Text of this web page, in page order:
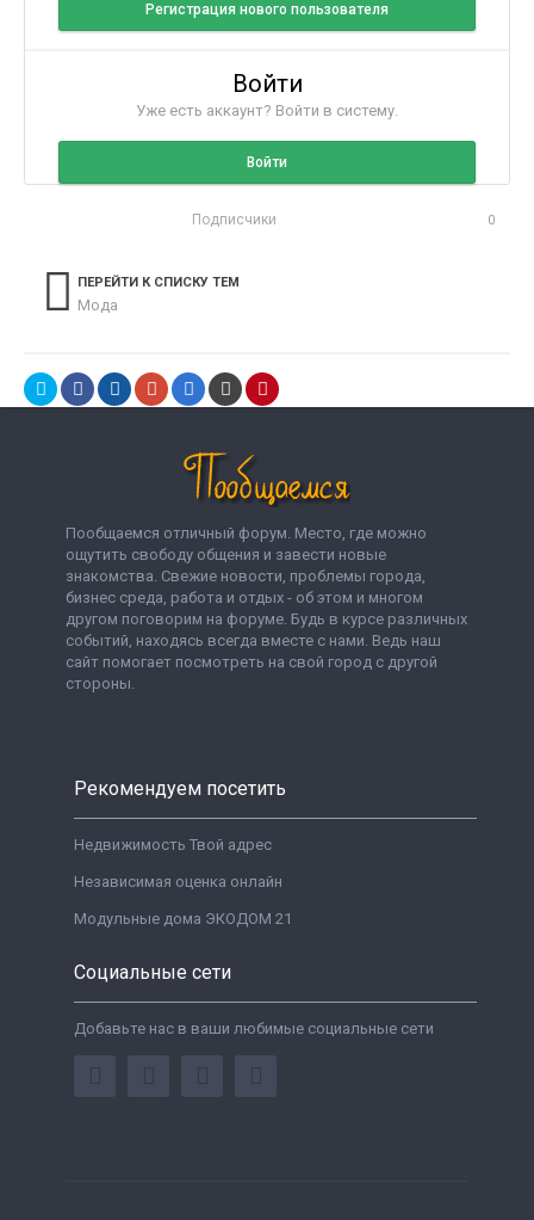
Регистрация нового пользователя
Войти
Уже есть аккаунт? Войти в систему.
Войти
Подписчики 0
ПЕРЕЙТИ К СПИСКУ ТЕМ
Мода
Пообщаемся отличный форум. Место, где можно
ощутить свободу общения и завести новые
знакомства. Свежие новости, проблемы города,
бизнес среда, работа и отдых - об этом и многом
другом поговорим на форуме. Будь в курсе различных
событий, находясь всегда вместе с нами. Ведь наш
сайт помогает посмотреть на свой город с другой
стороны.
Рекомендуем посетить
Недвижимость Твой адрес
Независимая оценка онлайн
Модульные дома ЭКОДОМ 21
Социальные сети
Добавьте нас в ваши любимые социальные сети